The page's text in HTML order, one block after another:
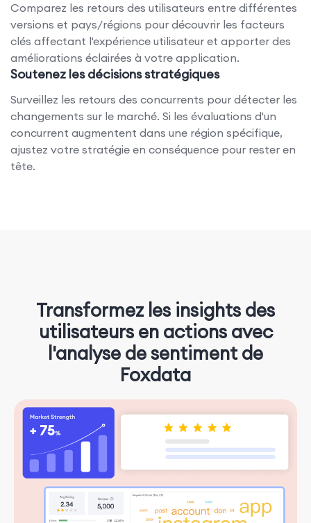
Comparez les retours des utilisateurs entre différentes
versions et pays/régions pour découvrir les facteurs
clés affectant l'expérience utilisateur et apporter des
améliorations éclairées à votre application.
Soutenez les décisions stratégiques
Surveillez les retours des concurrents pour détecter les
changements sur le marché. Si les évaluations d'un
concurrent augmentent dans une région spécifique,
ajustez votre stratégie en conséquence pour rester en
tête.
Transformez les insights des
utilisateurs en actions avec
l'analyse de sentiment de
Foxdata